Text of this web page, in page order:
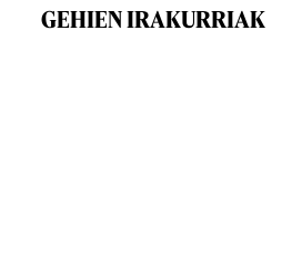
GEHIEN IRAKURRIAK